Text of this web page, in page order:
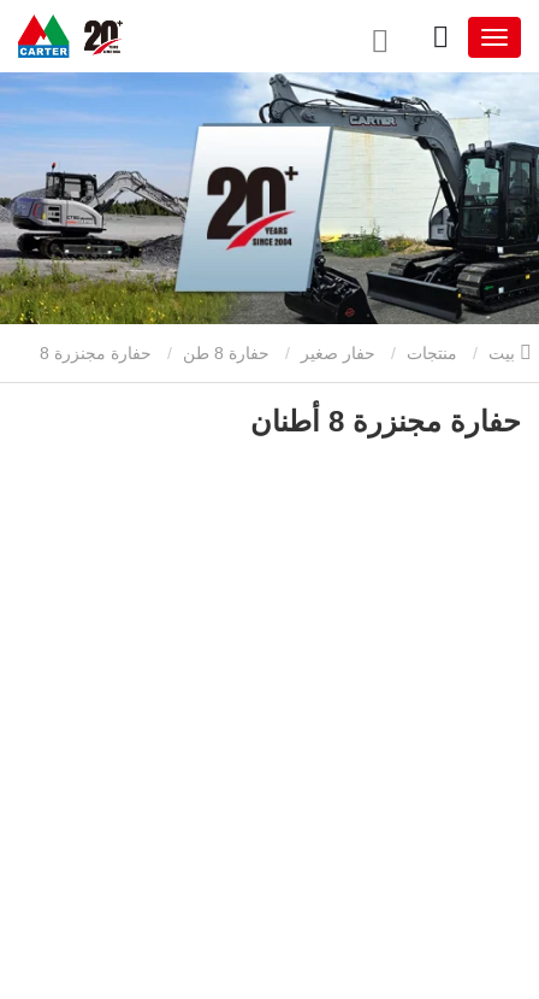
منتجات حفار صغير حفارة 8 طن حفارة مجنزرة 8
أطنان
حفارة مجنزرة 8 أطنان